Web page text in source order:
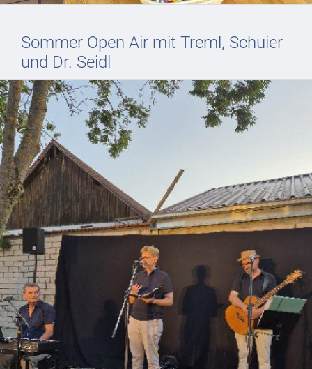
Sommer Open Air mit Treml, Schuier
und Dr. Seidl